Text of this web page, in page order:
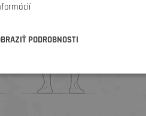
PODROBNOSTI